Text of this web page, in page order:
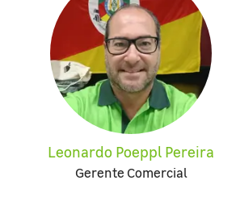
Leonardo Poeppl Pereira
Gerente Comercial